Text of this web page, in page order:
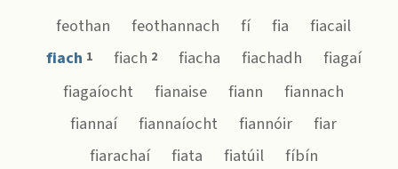
feothan feothannach fí fia
fiacail
fiach 1 fiach 2 fiacha fiachadh
fiagaí
fiagaíocht
fianaise fiann
fiannach
fiannaí
fiannaíocht fiannóir
fiar
fiarachaí
fiata fiatúil fíbín